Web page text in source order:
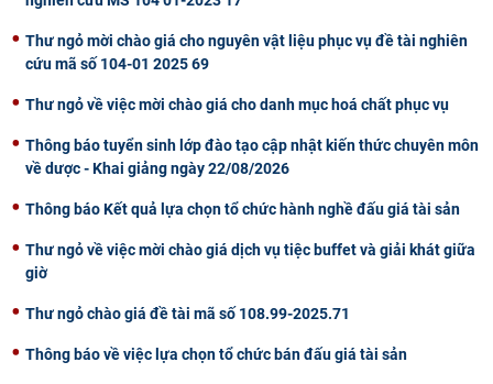
Thư ngỏ mời chào giá cho nguyên vật liệu phục vụ đề tài nghiên
cứu mã số 104-01 2025 69
Thư ngỏ về việc mời chào giá cho danh mục hoá chất phục vụ
Thông báo tuyển sinh lớp đào tạo cập nhật kiến thức chuyên môn
về dược - Khai giảng ngày 22/08/2026
Thông báo Kết quả lựa chọn tổ chức hành nghề đấu giá tài sản
Thư ngỏ về việc mời chào giá dịch vụ tiệc buffet và giải khát giữa
giờ
Thư ngỏ chào giá đề tài mã số 108.99-2025.71
Thông báo về việc lựa chọn tổ chức bán đấu giá tài sản